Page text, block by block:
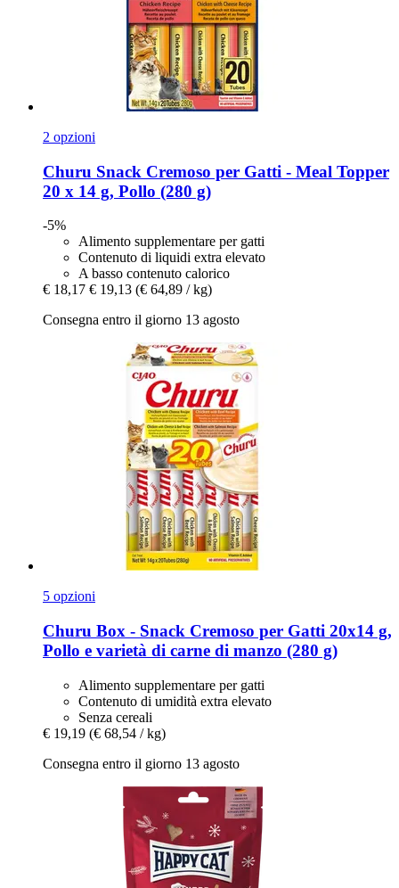
2 opzioni
Churu Snack Cremoso per Gatti -​ Meal Topper
20 x 14 g, Pollo (280 g)
-5%
Alimento supplementare per gatti
Contenuto di liquidi extra elevato
A basso contenuto calorico
€ 18,17 € 19,13 (€ 64,89 / kg)
Consegna entro il giorno 13 agosto
5 opzioni
Churu Box -​ Snack Cremoso per Gatti 20x14 g,
Pollo e varietà di carne di manzo (280 g)
Alimento supplementare per gatti
Contenuto di umidità extra elevato
Senza cereali
€ 19,19 (€ 68,54 / kg)
Consegna entro il giorno 13 agosto